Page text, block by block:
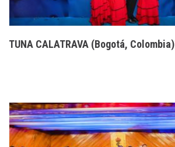
TUNA CALATRAVA (Bogotá, Colombia)